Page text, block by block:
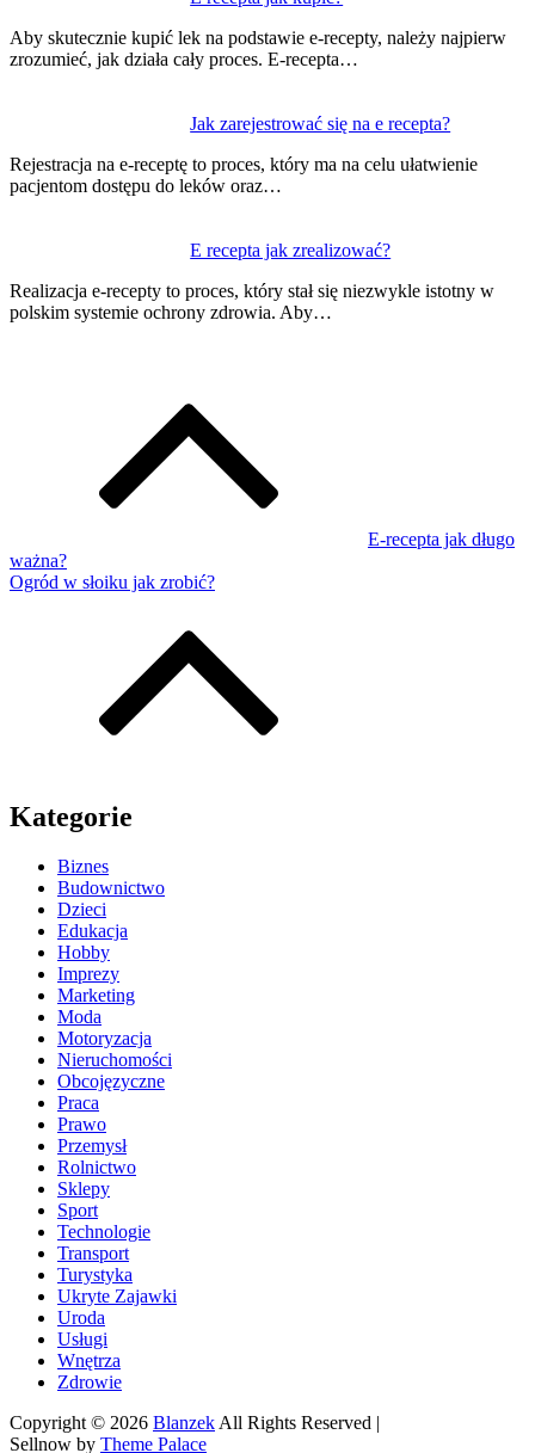
Aby skutecznie kupić lek na podstawie e-recepty, należy najpierw
zrozumieć, jak działa cały proces. E-recepta…
Jak zarejestrować się na e recepta?
Rejestracja na e-receptę to proces, który ma na celu ułatwienie
pacjentom dostępu do leków oraz…
E recepta jak zrealizować?
Realizacja e-recepty to proces, który stał się niezwykle istotny w
polskim systemie ochrony zdrowia. Aby…
E-recepta jak długo
ważna?
Ogród w słoiku jak zrobić?
Kategorie
Biznes
Budownictwo
Dzieci
Edukacja
Hobby
Imprezy
Marketing
Moda
Motoryzacja
Nieruchomości
Obcojęzyczne
Praca
Prawo
Przemysł
Rolnictwo
Sklepy
Sport
Technologie
Transport
Turystyka
Ukryte Zajawki
Uroda
Usługi
Wnętrza
Zdrowie
Copyright © 2026 BlanzekAll Rights Reserved |
Sellnow by Theme Palace